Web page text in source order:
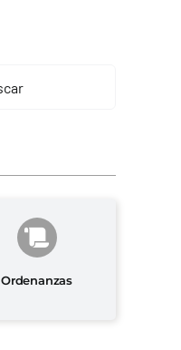
Ordenanzas